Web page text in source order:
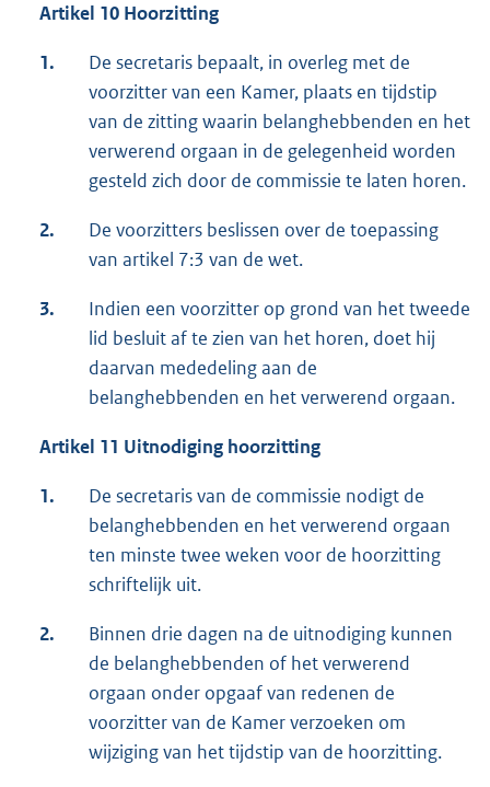
Artikel 10 Hoorzitting
1.
De secretaris bepaalt, in overleg met de
voorzitter van een Kamer, plaats en tijdstip
van de zitting waarin belanghebbenden en het
verwerend orgaan in de gelegenheid worden
gesteld zich door de commissie te laten horen.
2.
De voorzitters beslissen over de toepassing
van artikel 7:3 van de wet.
3.
Indien een voorzitter op grond van het tweede
lid besluit af te zien van het horen, doet hij
daarvan mededeling aan de
belanghebbenden en het verwerend orgaan.
Artikel 11 Uitnodiging hoorzitting
1.
De secretaris van de commissie nodigt de
belanghebbenden en het verwerend orgaan
ten minste twee weken voor de hoorzitting
schriftelijk uit.
2.
Binnen drie dagen na de uitnodiging kunnen
de belanghebbenden of het verwerend
orgaan onder opgaaf van redenen de
voorzitter van de Kamer verzoeken om
wijziging van het tijdstip van de hoorzitting.